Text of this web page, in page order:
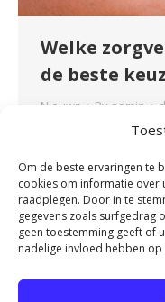
Om de beste ervaringen te
cookies om informatie over
raadplegen. Door in te
gegevens zoals surfgedrag
geen toestemming geeft of
nadelige invloed hebben
Welke
de beste
Nieuws By admin
Komende week
verzekering voor
dat de meeste
niet binnen het